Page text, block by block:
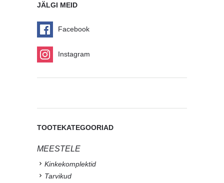
JÄLGI MEID
Facebook
Instagram
TOOTEKATEGOORIAD
MEESTELE
Kinkekomplektid
Tarvikud